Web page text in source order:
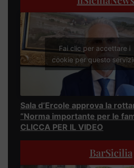
Fai clic per accettare i
cookie per questo
Sala d’Ercole approva la
“Norma importante per le
CLICCA PER IL VIDEO
BarSicilia